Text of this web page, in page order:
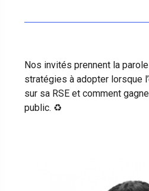
Nos invités prennent la
stratégies à adopter lorsque
sur sa RSE et comment
public. ♻️